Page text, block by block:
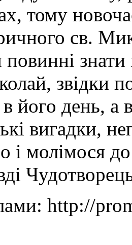
тому
св.
звідки
його день, а
вигадки,
і молімося
http://